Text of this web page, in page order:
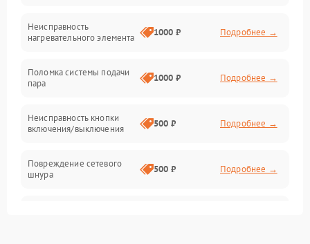
Неисправность
нагревательного элемента
1000 ₽ Подробнее →
Поломка системы подачи
пара
1000 ₽ Подробнее →
Неисправность кнопки
включения/выключения
500 ₽ Подробнее →
Повреждение сетевого
шнура
500 ₽ Подробнее →